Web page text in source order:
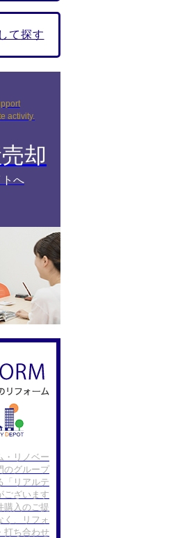
て探す
activity.
却
へ
・リノベー
のグループ
「リアルテ
ございます
購入のご提
く、リフォ
打ち合わせ